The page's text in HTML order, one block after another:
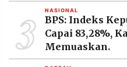
3 NASIONAL
BPS: Indeks
Capai 83,28%,
Memuaskan.